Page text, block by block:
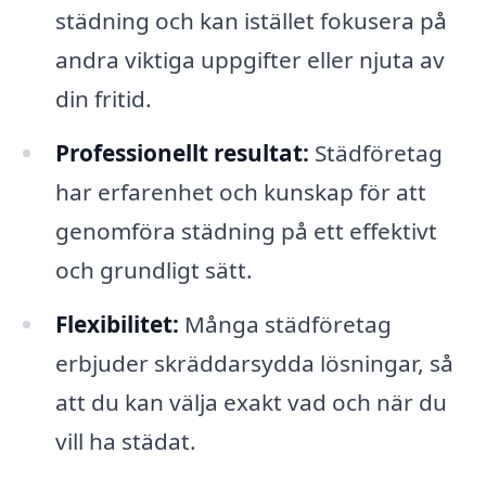
städning och kan istället fokusera på
andra viktiga uppgifter eller njuta av
din fritid.
Professionellt resultat: Städföretag
har erfarenhet och kunskap för att
genomföra städning på ett effektivt
och grundligt sätt.
Flexibilitet: Många städföretag
erbjuder skräddarsydda lösningar, så
att du kan välja exakt vad och när du
vill ha städat.